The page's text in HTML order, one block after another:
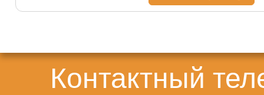
Контактный